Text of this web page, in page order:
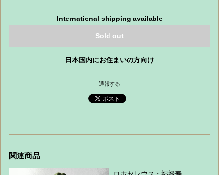
International shipping available
Sold out
日本国内にお住まいの方向け
通報する
関連商品